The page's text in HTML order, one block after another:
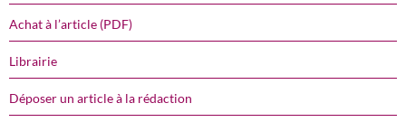
Achat à l’article (PDF)
Librairie
Déposer un article à la rédaction